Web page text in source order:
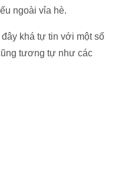
ngoài vỉa hè.
khá tự tin với một số
tương tự như các